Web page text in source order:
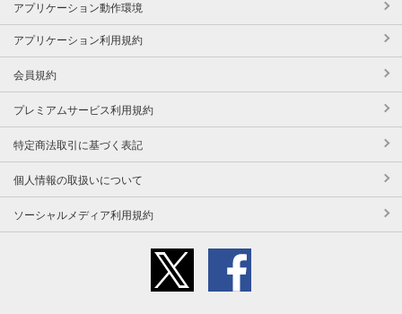
アプリケーション動作環境
アプリケーション利用規約
会員規約
プレミアムサービス利用規約
特定商法取引に基づく表記
個人情報の取扱いについて
ソーシャルメディア利用規約